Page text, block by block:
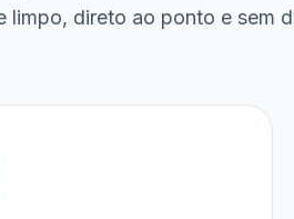
limpo, direto ao ponto e sem